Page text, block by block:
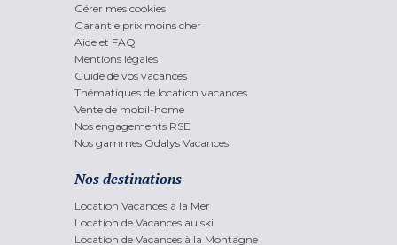
Gérer mes cookies
Garantie prix moins cher
Aide et FAQ
Mentions légales
Guide de vos vacances
Thématiques de location vacances
Vente de mobil-home
Nos engagements RSE
Nos gammes Odalys Vacances
Nos destinations
Location Vacances à la Mer
Location de Vacances au ski
Location de Vacances à la Montagne